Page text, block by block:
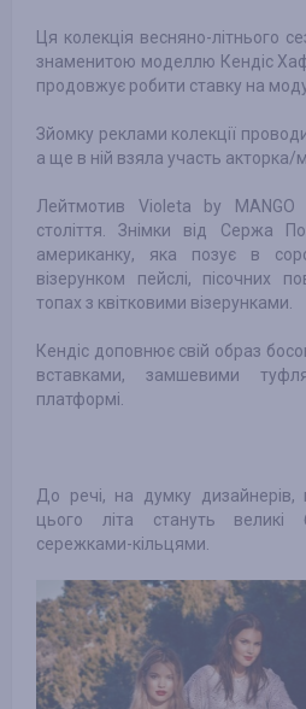
Ця колекція весняно-літнього
знаменитою моделлю Кендіс
продовжує робити ставку на
Зйомку реклами колекції
а ще в ній взяла участь акторка/
Лейтмотив Violeta by
століття. Знімки від Сержа
американку, яка позує в
візерунком пейслі, пісочних
топах з квітковими візерунками.
Кендіс доповнює свій образ
вставками, замшевими
платформі.
До речі, на думку дизайнерів,
цього літа стануть великі
сережками-кільцями.